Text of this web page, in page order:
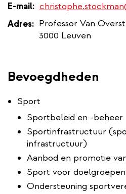
E-mail
Adres
Professor Van
3000 Leuven
​Bevoegdheden
Sport
Sportbeleid en -beheer
Sportinfrastructuur
infrastructuur)
Aanbod en promotie
Sport voor
Ondersteuning